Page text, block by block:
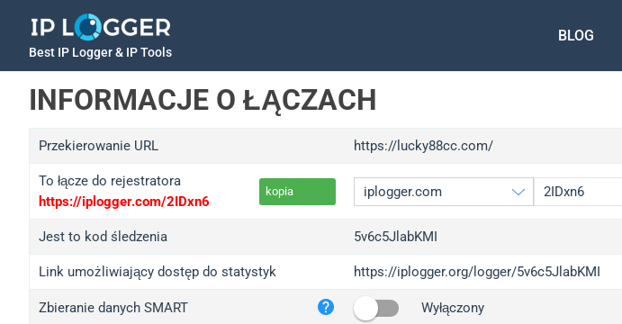
Best IP Logger & IP Tools
BLOG
INFORMACJE O ŁĄCZACH
Przekierowanie URL https://lucky88cc.com/
To łącze do rejestratora
https://iplogger.com/2IDxn6
kopia
iplogger.org
wl.gl
Jest to kod śledzenia 5v6c5JlabKMI
Link umożliwiający dostęp do statystyk https://iplogger.org/logger/5v6c5JlabKMI
Zbieranie danych SMART Wyłączony